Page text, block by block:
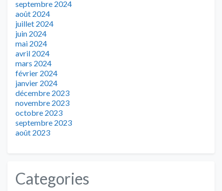
septembre 2024
août 2024
juillet 2024
juin 2024
mai 2024
avril 2024
mars 2024
février 2024
janvier 2024
décembre 2023
novembre 2023
octobre 2023
septembre 2023
août 2023
Categories